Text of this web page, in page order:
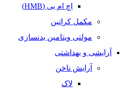
اچ ام بی (HMB)
مکمل کراتین
مولتی ویتامین بدنسازی
آرایشی و بهداشتی
آرایش ناخن
لاک